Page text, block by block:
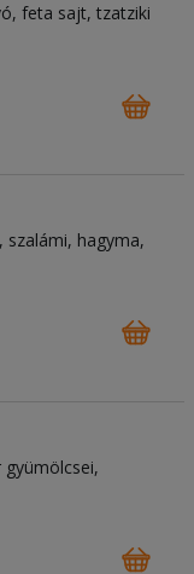
feta sajt tzatziki
szalámi hagyma
gyümölcsei